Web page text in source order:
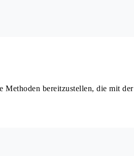
Methoden bereitzustellen, die mit der